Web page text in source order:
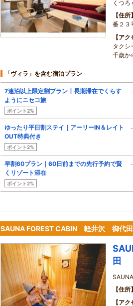
くつろ
住所
番２３
アク
タクシ
千歳か
「ヴィラ」を含む宿泊プラン
7連泊以上限定割プラン┃長期滞在でくらす
ようにニセコ旅
ポイント2%
ゆったり平日割ステイ｜アーリーIN＆レイト
OUT特典付き
ポイント2%
早割60プラン｜60日前までの先行予約で賢
くリゾート滞在
ポイント2%
SAUNA FOREST CABIN 軽井沢 御代田
田
住所
アク